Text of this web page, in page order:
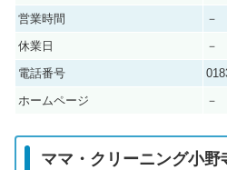
営業時間
－
休業日
－
電話番号
ホームページ
－
ママ・クリーニング小野